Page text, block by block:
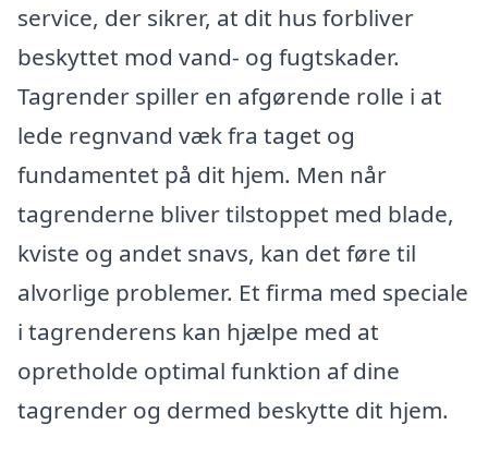
service, der sikrer, at dit hus forbliver
beskyttet mod vand- og fugtskader.
Tagrender spiller en afgørende rolle i at
lede regnvand væk fra taget og
fundamentet på dit hjem. Men når
tagrenderne bliver tilstoppet med blade,
kviste og andet snavs, kan det føre til
alvorlige problemer. Et firma med speciale
i tagrenderens kan hjælpe med at
opretholde optimal funktion af dine
tagrender og dermed beskytte dit hjem.